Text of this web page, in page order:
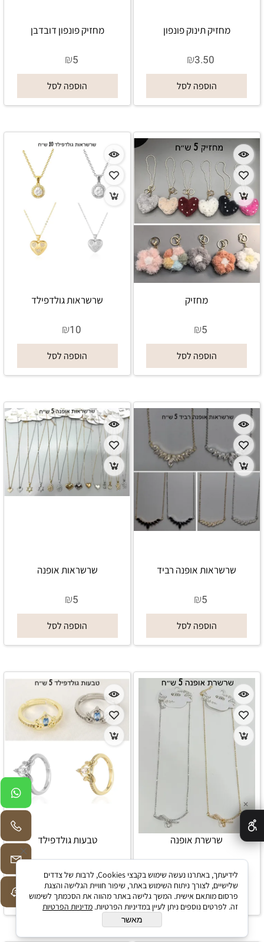
מחזיק תינוק פונפון
₪3.50
הוספה לסל
מחזיק פונפון דובדבן
₪5
הוספה לסל
מחזיק
₪5
הוספה לסל
שרשראות גולדפילד
₪10
הוספה לסל
שרשראות אופנה רביד
₪5
הוספה לסל
שרשראות אופנה
₪5
הוספה לסל
שרשרת אופנה
5
הוספה לסל
טבעות גולדפילד
₪ 5
הוספה לסל
✕
לידיעתך, באתרנו נעשה שימוש בקבצי Cookies, לרבות של צדדים
שלישיים, לצורך ניתוח השימוש באתר, שיפור חוויית הגלישה והצגת
פרסום מותאם אישית. המשך גלישה באתר מהווה את הסכמתך לשימוש
זה. לפרטים נוספים ניתן לעיין במדיניות הפרטיות. מדיניות הפרטיות
מאשר